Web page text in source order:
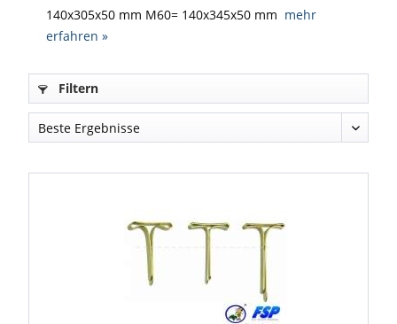
140x305x50 mm M60= 140x345x50 mm mehr
erfahren »
Filtern